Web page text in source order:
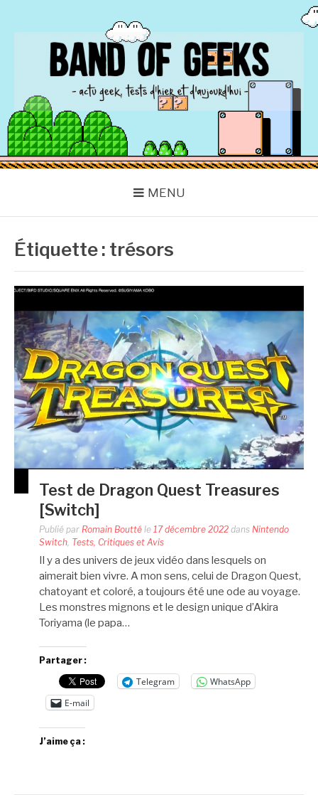
BAND OF GEEKS
Actu Geek d'hier et d'aujourd'hui
MENU
Étiquette : trésors
Test de Dragon Quest Treasures
[Switch]
Publié par Romain Boutté le 17 décembre 2022 dans Nintendo
Switch Tests, Critiques et Avis
Il y a des univers de jeux vidéo dans lesquels on
aimerait bien vivre. A mon sens, celui de Dragon Quest,
chatoyant et coloré, a toujours été une ode au voyage.
Les monstres mignons et le design unique d’Akira
Toriyama (le papa…
Partager :
Telegram
WhatsApp
E-mail
J’aime ça :